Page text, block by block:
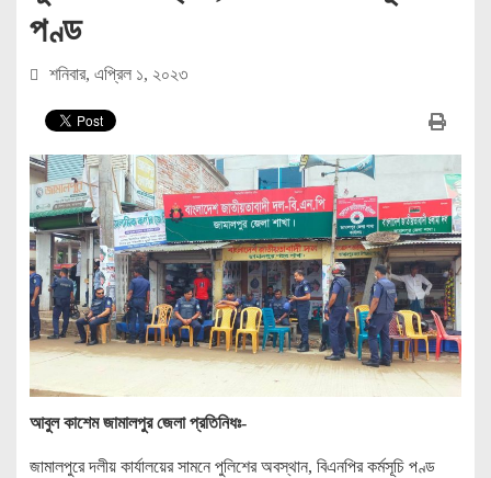
পণ্ড
শনিবার, এপ্রিল ১, ২০২৩
আবুল কাশেম জামালপুর জেলা প্রতিনিধঃ-
জামালপুরে দলীয় কার্যালয়ের সামনে পুলিশের অবস্থান, বিএনপির কর্মসূচি পণ্ড